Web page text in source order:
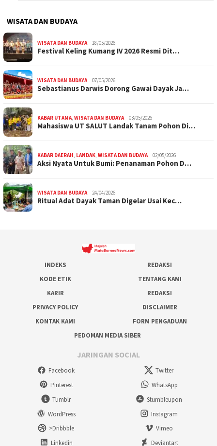
WISATA DAN BUDAYA
WISATA DAN BUDAYA 18/05/2026
Festival Keling Kumang IV 2026 Resmi Dit…
WISATA DAN BUDAYA 07/05/2026
Sebastianus Darwis Dorong Gawai Dayak Ja…
KABAR UTAMA, WISATA DAN BUDAYA 03/05/2026
Mahasiswa UT SALUT Landak Tanam Pohon Di…
KABAR DAERAH, LANDAK, WISATA DAN BUDAYA 02/05/2026
Aksi Nyata Untuk Bumi: Penanaman Pohon D…
WISATA DAN BUDAYA 24/04/2026
Ritual Adat Dayak Taman Digelar Usai Kec…
INDEKS
REDAKSI
KODE ETIK
TENTANG KAMI
KARIR
REDAKSI
PRIVACY POLICY
DISCLAIMER
KONTAK KAMI
FORM PENGADUAN
PEDOMAN MEDIA SIBER
JARINGAN SOCIAL
Facebook
Twitter
Pinterest
WhatsApp
Tumblr
Stumbleupon
WordPress
Instagram
>Dribbble
Vimeo
Linkedin
Deviantart